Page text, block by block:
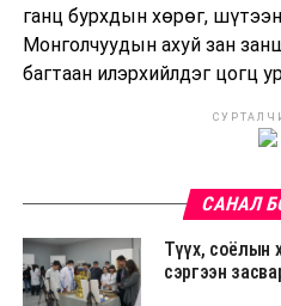
ганц бурхдын хөрөг,
Монголчуудын ахуй зан
багтаан илэрхийлдэг цогц
САНАЛ
Түүх, соёлын
сэргээн